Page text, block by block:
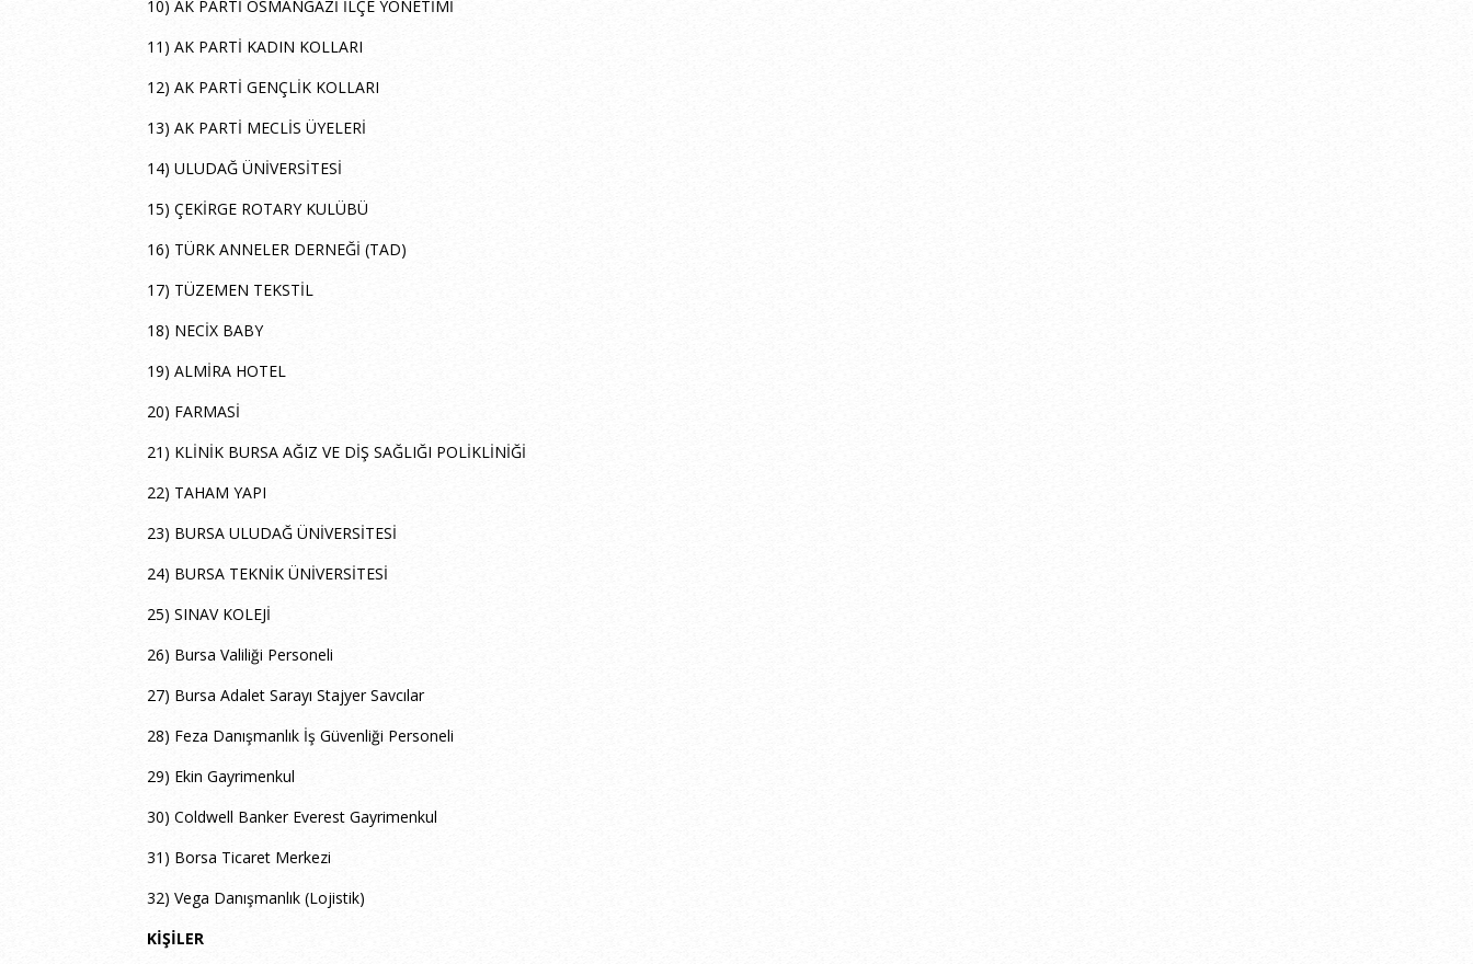
10) AK PARTİ OSMANGAZİ İLÇE YÖNETİMİ
11) AK PARTİ KADIN KOLLARI
12) AK PARTİ GENÇLİK KOLLARI
13) AK PARTİ MECLİS ÜYELERİ
14) ULUDAĞ ÜNİVERSİTESİ
15) ÇEKİRGE ROTARY KULÜBÜ
16) TÜRK ANNELER DERNEĞİ (TAD)
17) TÜZEMEN TEKSTİL
18) NECİX BABY
19) ALMİRA HOTEL
20) FARMASİ
21) KLİNİK BURSA AĞIZ VE DİŞ SAĞLIĞI POLİKLİNİĞİ
22) TAHAM YAPI
23) BURSA ULUDAĞ ÜNİVERSİTESİ
24) BURSA TEKNİK ÜNİVERSİTESİ
25) SINAV KOLEJİ
26) Bursa Valiliği Personeli
27) Bursa Adalet Sarayı Stajyer Savcılar
28) Feza Danışmanlık İş Güvenliği Personeli
29) Ekin Gayrimenkul
30) Coldwell Banker Everest Gayrimenkul
31) Borsa Ticaret Merkezi
32) Vega Danışmanlık (Lojistik)
KİŞİLER